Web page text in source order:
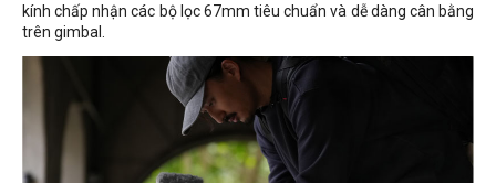
kính chấp nhận các bộ lọc 67mm tiêu chuẩn và dễ dàng cân bằng
trên gimbal.